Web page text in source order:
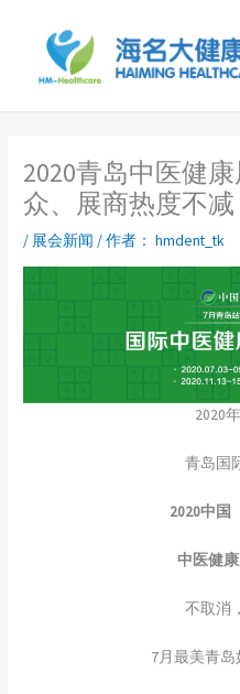
2020青岛中医健
众、展商热度不减
/ 展会新闻 / 作者： hmdent_tk
2020
青岛国
2020中国
中医健
不取消
7月最美青岛